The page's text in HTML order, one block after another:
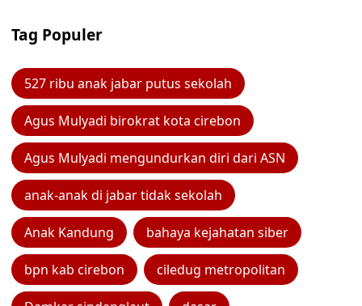
Tag Populer
527 ribu anak jabar putus sekolah
Agus Mulyadi birokrat kota cirebon
Agus Mulyadi mengundurkan diri dari ASN
anak-anak di jabar tidak sekolah
Anak Kandung bahaya kejahatan siber
bpn kab cirebon ciledug metropolitan